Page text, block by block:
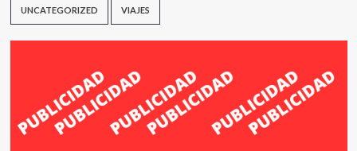
UNCATEGORIZED VIAJES